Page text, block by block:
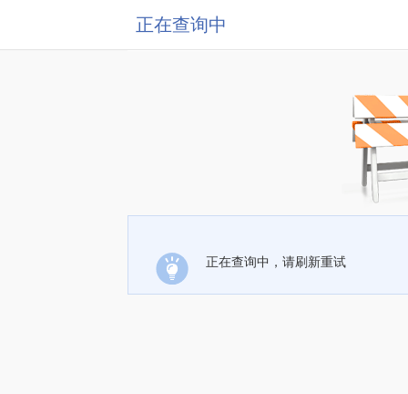
正在查询中
正在查询中，请刷新重试